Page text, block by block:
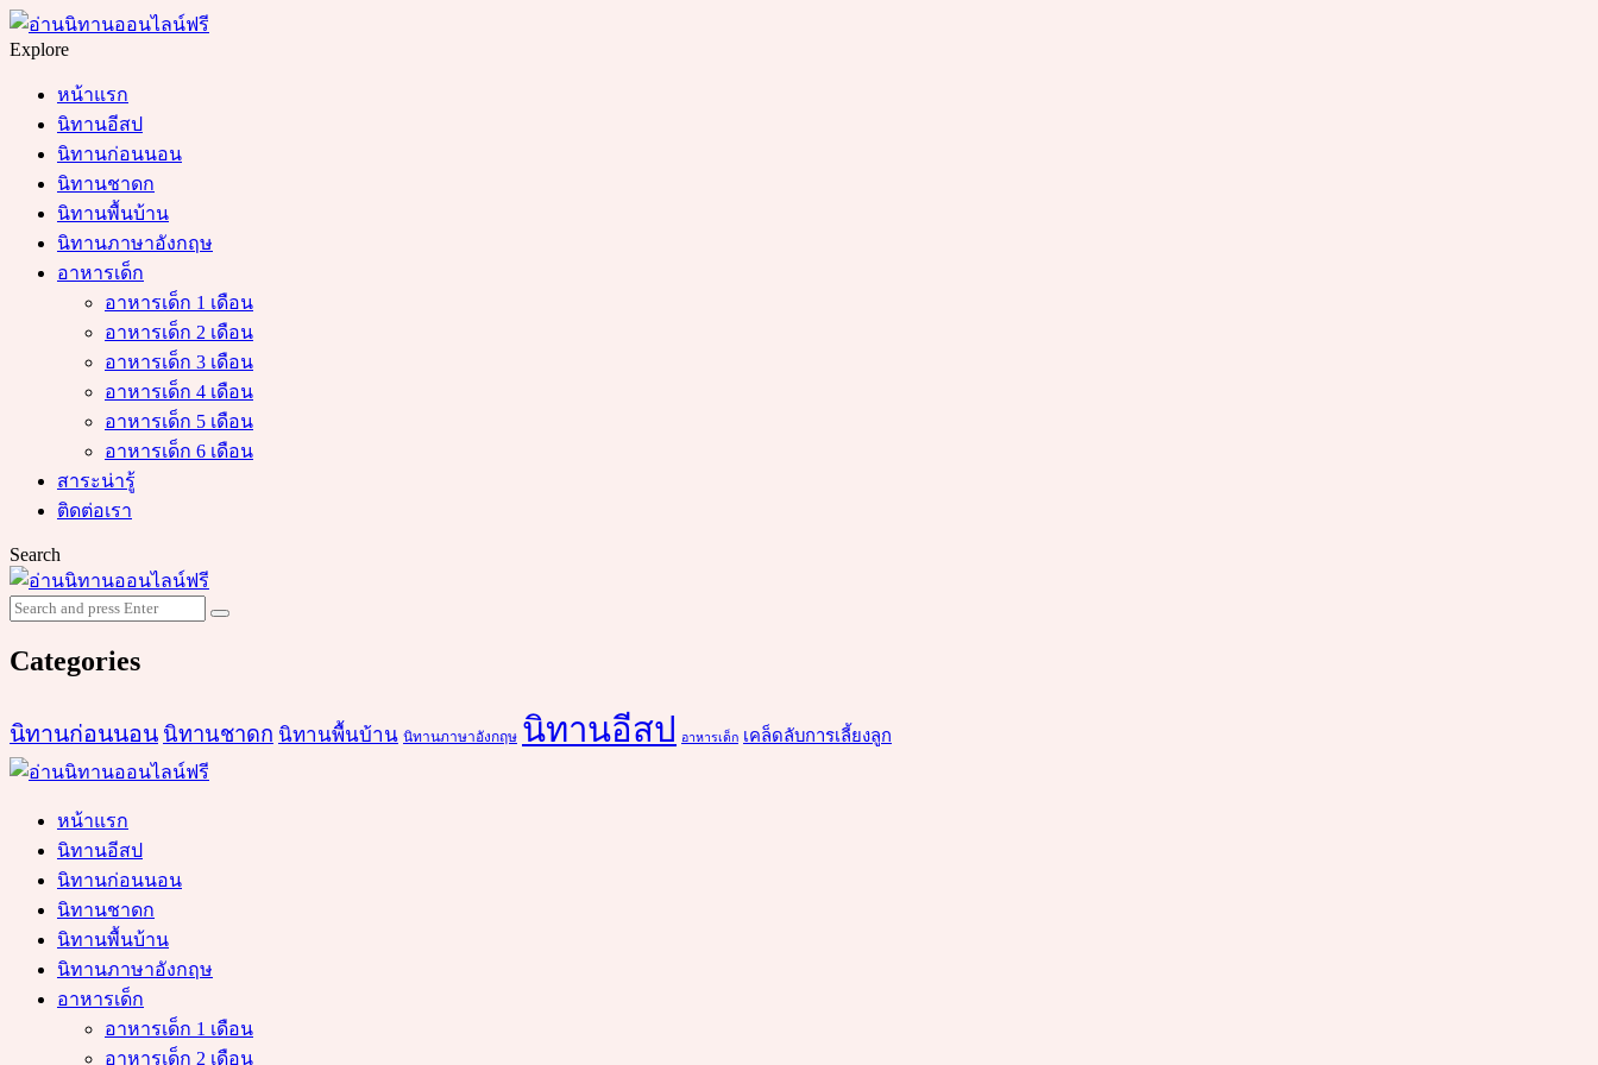
Menu
Search
Explore
หน้าแรก
นิทานอีสป
นิทานก่อนนอน
นิทานชาดก
นิทานพื้นบ้าน
นิทานภาษาอังกฤษ
อาหารเด็ก
อาหารเด็ก 1 เดือน
อาหารเด็ก 2 เดือน
อาหารเด็ก 3 เดือน
อาหารเด็ก 4 เดือน
อาหารเด็ก 5 เดือน
อาหารเด็ก 6 เดือน
สาระน่ารู้
ติดต่อเรา
Search
Search
for:
Search
Categories
นิทานก่อนนอน นิทานชาดก นิทานพื้นบ้าน นิทานภาษาอังกฤษ นิทานอีสป อาหารเด็ก เคล็ดลับการเลี้ยงลูก
หน้าแรก
นิทานอีสป
นิทานก่อนนอน
นิทานชาดก
นิทานพื้นบ้าน
นิทานภาษาอังกฤษ
อาหารเด็ก
อาหารเด็ก 1 เดือน
อาหารเด็ก 2 เดือน